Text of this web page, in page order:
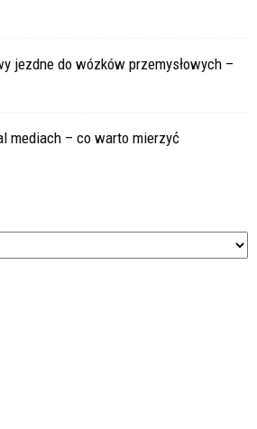
jezdne do wózków przemysłowych –
mediach – co warto mierzyć